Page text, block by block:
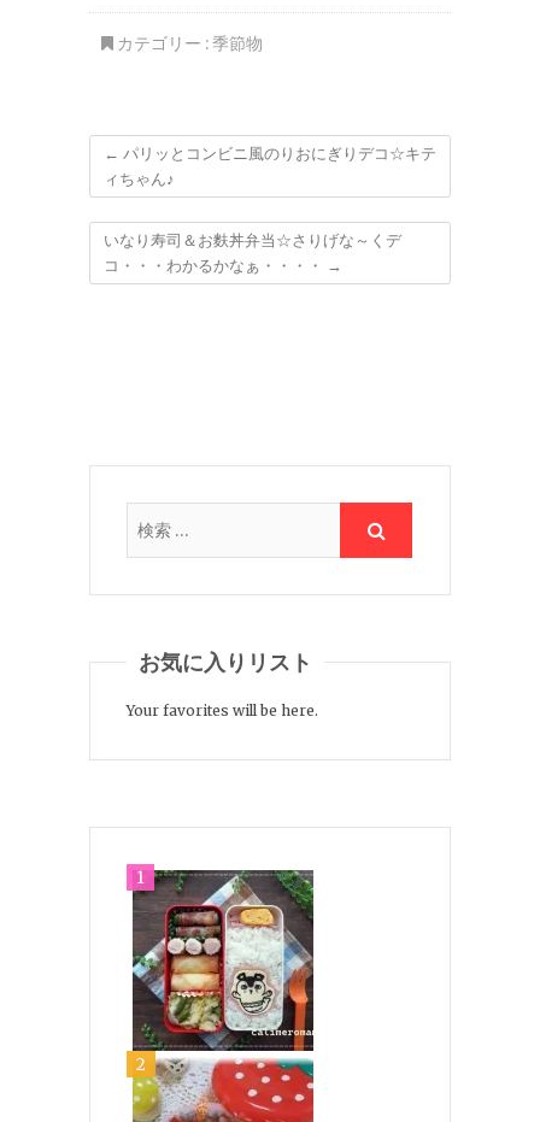
カテゴリー :季節物
← パリッとコンビニ風のりおにぎりデコ☆キテ
ィちゃん♪
いなり寿司＆お麩丼弁当☆さりげな～くデ
コ・・・わかるかなぁ・・・・ →
お気に入りリスト
Your favorites will be here.